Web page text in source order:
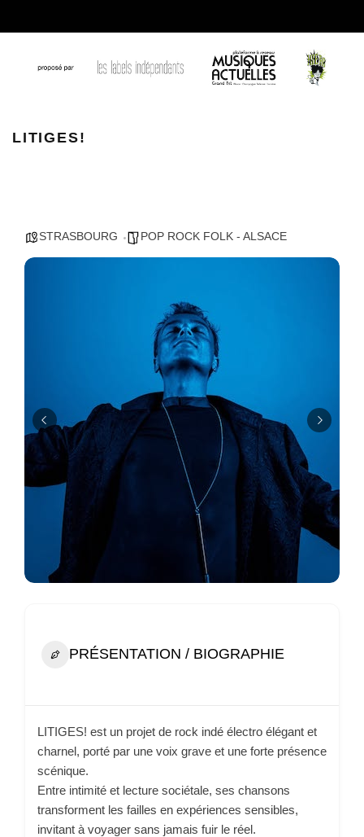
LITIGES!
STRASBOURG POP ROCK FOLK - ALSACE
PRÉSENTATION / BIOGRAPHIE
LITIGES! est un projet de rock indé électro élégant et
charnel, porté par une voix grave et une forte présence
scénique.
Entre intimité et lecture sociétale, ses chansons
transforment les failles en expériences sensibles,
invitant à voyager sans jamais fuir le réel.